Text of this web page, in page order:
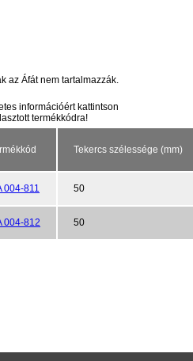
az Áfát nem tartalmazzák.
információért kattintson
termékkódra!
Tekercs szélessége (mm)
004-811 50
004-812 50